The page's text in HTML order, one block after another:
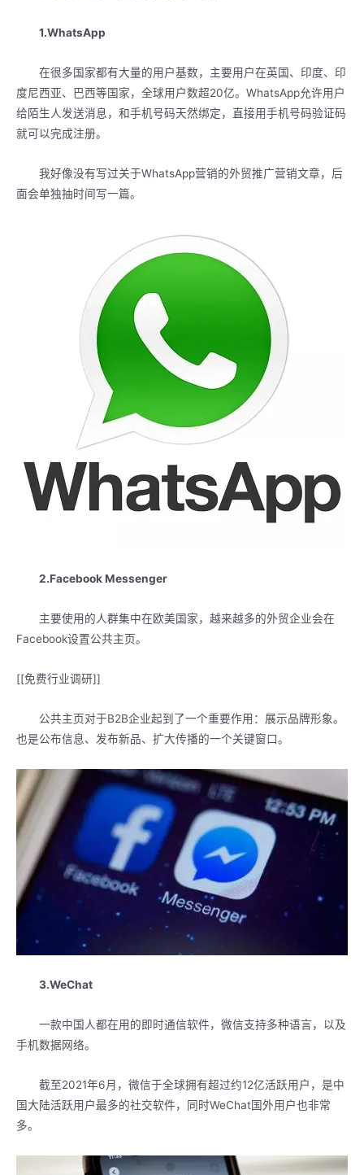
1.WhatsApp
在很多国家都有大量的用户基数，主要用户在英国、印度、印
度尼西亚、巴西等国家，全球用户数超20亿。WhatsApp允许用户
给陌生人发送消息，和手机号码天然绑定，直接用手机号码验证码
就可以完成注册。
我好像没有写过关于WhatsApp营销的外贸推广营销文章，后
面会单独抽时间写一篇。
2.Facebook Messenger
主要使用的人群集中在欧美国家，越来越多的外贸企业会在
Facebook设置公共主页。
[[免费行业调研]]
公共主页对于B2B企业起到了一个重要作用：展示品牌形象。
也是公布信息、发布新品、扩大传播的一个关键窗口。
3.WeChat
一款中国人都在用的即时通信软件，微信支持多种语言，以及
手机数据网络。
截至2021年6月，微信于全球拥有超过约12亿活跃用户，是中
国大陆活跃用户最多的社交软件，同时WeChat国外用户也非常
多。